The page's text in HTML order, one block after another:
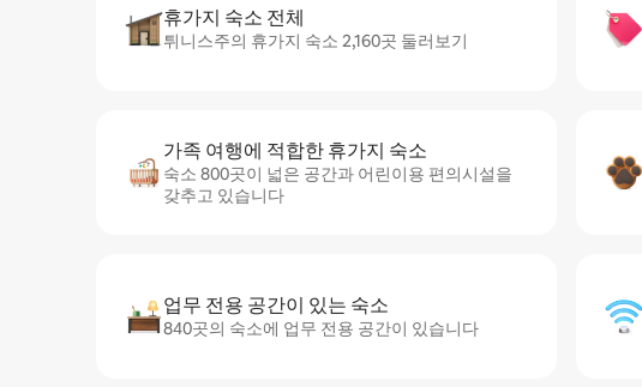
휴가지 숙소 전체
튀니스주의 휴가지 숙소 2,160곳 둘러보기
가족 여행에 적합한 휴가지 숙소
숙소 800곳이 넓은 공간과 어린이용 편의시설을
갖추고 있습니다
업무 전용 공간이 있는 숙소
840곳의 숙소에 업무 전용 공간이 있습니다